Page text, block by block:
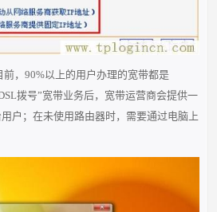
前，90%以上的用户办理的宽带都是
拨号”宽带业务后，宽带运营商会提供一
户；在未使用路由器时，需要通过电脑上